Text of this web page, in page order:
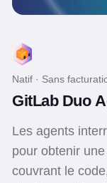
Natif · Sans
GitLab Duo
Les agents
pour obtenir
couvrant le